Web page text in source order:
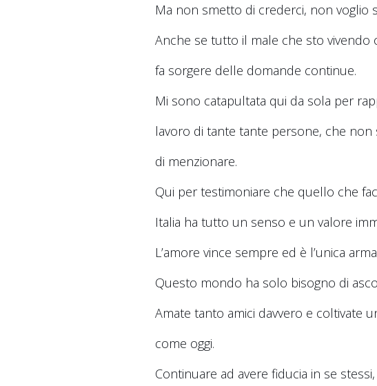
Ma non smetto di crederci, non voglio
Anche se tutto il male che sto vivendo
fa sorgere delle domande continue.
Mi sono catapultata qui da sola per
lavoro di tante tante persone, che non
di menzionare.
Qui per testimoniare che quello che
Italia ha tutto un senso e un valore
L’amore vince sempre ed è l’unica
Questo mondo ha solo bisogno di
Amate tanto amici davvero e coltivate
come oggi.
Continuare ad avere fiducia in se